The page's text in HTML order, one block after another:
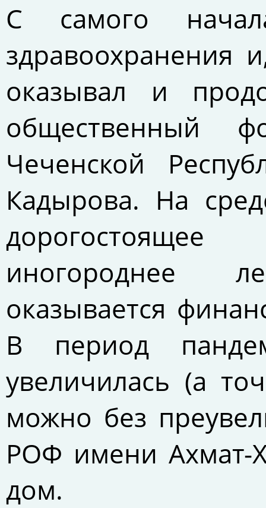
С самого
здравоохранения
оказывал и
общественный
Чеченской
Кадырова. На
иногороднее
оказывается
В период
увеличилась (а
можно без
РОФ имени Ахмат-
дом.